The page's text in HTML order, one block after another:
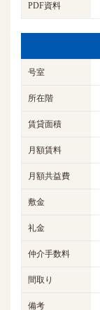
PDF資料
号室
所在階
賃貸面積
月額賃料
月額共益費
敷金
礼金
仲介手数料
間取り
備考